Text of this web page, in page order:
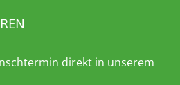
direkt in unserem